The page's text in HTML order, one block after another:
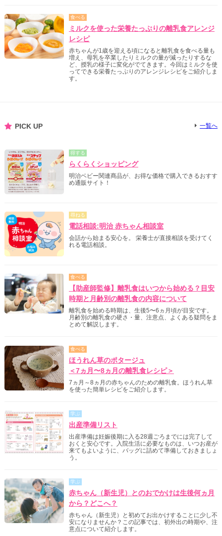
食べる
ミルクを使った栄養たっぷりの離乳食アレンジ
レシピ
赤ちゃんが1歳を迎える頃になると離乳食を食べる量も
増え、母乳を卒業したりミルクの量が減ったりするな
ど、授乳の様子に変化がでてきます。今回はミルクを使
ってできる栄養たっぷりのアレンジレシピをご紹介しま
す。
PICK UP 一覧へ
得する
らくらくショッピング
明治ベビー関連商品が、お得な価格で購入できるおすす
め通販サイト！
尋ねる
電話相談:明治 赤ちゃん相談室
会話から始まる安心を。 栄養士が直接相談を受けてく
れる電話相談。
食べる
【助産師監修】離乳食はいつから始める？目安
時期と月齢別の離乳食の内容について
離乳食を始める時期は、生後5〜6ヵ月頃が目安です。
月齢別の離乳食の硬さ・量、注意点、よくある疑問をま
とめて解説します。
食べる
ほうれん草のポタージュ
＜7ヵ月〜8ヵ月の離乳食レシピ＞
7ヵ月～8ヵ月の赤ちゃんのための離乳食。ほうれん草
を使った簡単レシピをご紹介します。
学ぶ
出産準備リスト
出産準備は妊娠後期に入る28週ごろまでには完了して
おくと安心です。入院生活に必要なものは、いつお産が
来てもよいように、バッグに詰めて準備しておきましょ
う。
学ぶ
赤ちゃん（新生児）とのおでかけは生後何ヵ月
から？どこへ？
赤ちゃん（新生児）と初めてお出かけすることに少し不
安になりませんか？この記事では、初外出の時期や、注
意点について紹介します。